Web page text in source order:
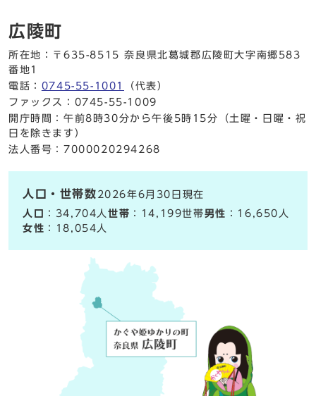
広陵町
所在地：〒635-8515 奈良県北葛城郡広陵町大字南郷583
番地1
電話： 0745-55-1001
（代表）
ファックス：0745-55-1009
開庁時間：午前8時30分から午後5時15分（土曜・日曜・祝
日を除きます）
法人番号：7000020294268
人口・世帯数 2026年6月30日現在
人口
：34,704人世帯 ：14,199世帯男性 ：16,650人
女性 ：18,054人